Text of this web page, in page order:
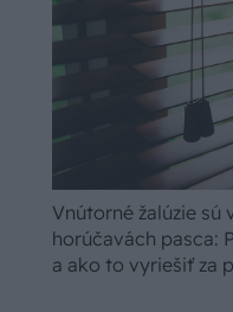
Vnútorné žalúzie
horúčavách pasca:
a ako to vyriešiť za